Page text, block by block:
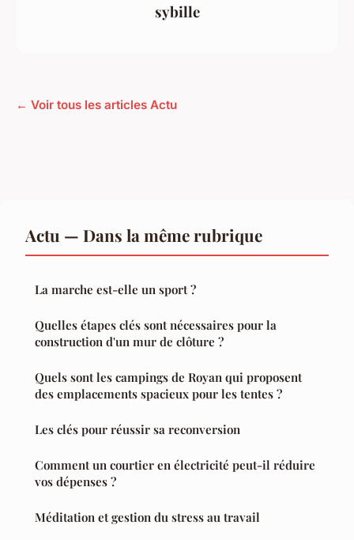
sybille
← Voir tous les articles Actu
Actu — Dans la même rubrique
La marche est-elle un sport ?
Quelles étapes clés sont nécessaires pour la
construction d'un mur de clôture ?
Quels sont les campings de Royan qui proposent
des emplacements spacieux pour les tentes ?
Les clés pour réussir sa reconversion
Comment un courtier en électricité peut-il réduire
vos dépenses ?
Méditation et gestion du stress au travail